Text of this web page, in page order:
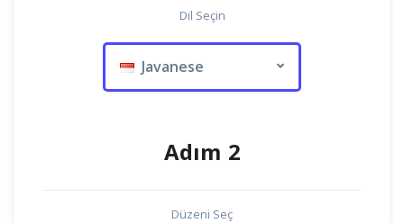
Dil Seçin
Javanese
Adım 2
Düzeni Seç